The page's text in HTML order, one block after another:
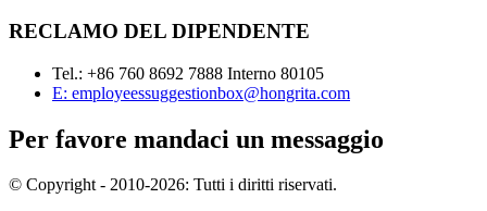
RECLAMO DEL DIPENDENTE
Tel.: +86 760 8692 7888 Interno 80105
E: employeessuggestionbox@hongrita.com
Per favore mandaci un messaggio
© Copyright - 2010-2026: Tutti i diritti riservati.